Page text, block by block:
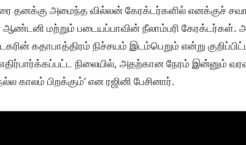
தனக்கு அமைந்த வில்லன் கேரக்டர்களில் எனக்குச்
மற்றும் படையப்பாவின் நீலாம்பரி கேரக்டர்கள்.
கதாபாத்திரம் நிச்சயம் இடம்பெறும் என்று
எதிர்பார்க்கப்பட்ட நிலையில், அதற்கான நேரம் இன்னும்
காலம் பிறக்கும்’ என ரஜினி பேசினார்.